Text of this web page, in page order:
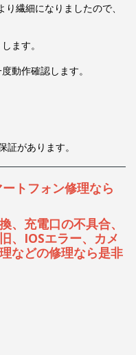
繊細になりましたので、
ます。
動作確認します。
があります。
トフォン修理なら
、充電口の不具合、
、IOSエラー、カメ
などの修理なら是非